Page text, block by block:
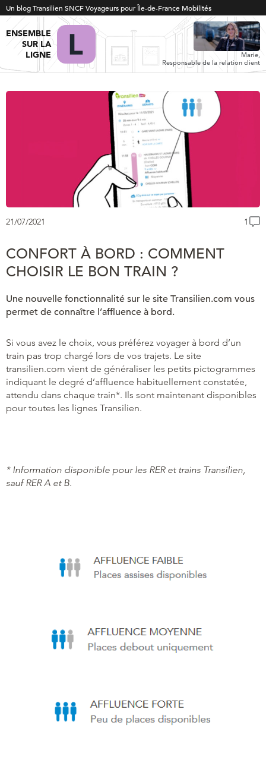
Un blog Transilien SNCF Voyageurs pour Île-de-France Mobilités
ENSEMBLE
SUR LA
LIGNE
Marie,
Responsable de la relation client
21/07/2021 1
CONFORT À BORD : COMMENT
CHOISIR LE BON TRAIN ?
Une nouvelle fonctionnalité sur le site Transilien.com vous
permet de connaître l’affluence à bord.
Si vous avez le choix, vous préférez voyager à bord d’un
train pas trop chargé lors de vos trajets. Le site
transilien.com vient de généraliser les petits pictogrammes
indiquant le degré d’affluence habituellement constatée,
attendu dans chaque train*. Ils sont maintenant disponibles
pour toutes les lignes Transilien.
* Information disponible pour les RER et trains Transilien,
sauf RER A et B.